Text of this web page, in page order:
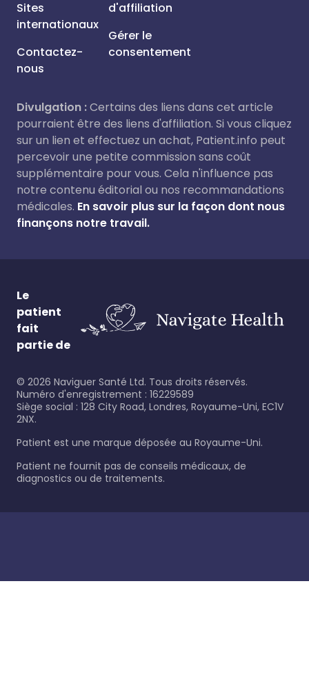
Sites
internationaux
Contactez-
nous
d'affiliation
Gérer le
consentement
Divulgation :Certains des liens dans cet article
pourraient être des liens d'affiliation. Si vous cliquez
sur un lien et effectuez un achat, Patient.info peut
percevoir une petite commission sans coût
supplémentaire pour vous. Cela n'influence pas
notre contenu éditorial ou nos recommandations
médicales. En savoir plus sur la façon dont nous
finançons notre travail.
Le
patient
fait
partie de
© 2026 Naviguer Santé Ltd. Tous droits réservés.
Numéro d'enregistrement : 16229589
Siège social : 128 City Road, Londres, Royaume-Uni, EC1V
2NX.
Patient est une marque déposée au Royaume-Uni.
Patient ne fournit pas de conseils médicaux, de
diagnostics ou de traitements.